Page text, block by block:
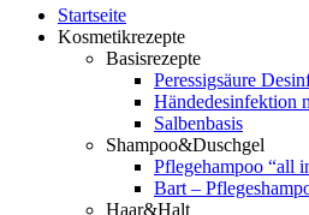
Startseite
Kosmetikrezepte
Basisrezepte
Peressigsäure
Händedesinfektion
Salbenbasis
Shampoo&Duschgel
Pflegehampoo “all
Bart –
Haar&Halt